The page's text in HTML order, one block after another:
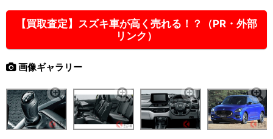
【買取査定】スズキ車が高く売れる！？（PR・外部
リンク）
画像ギャラリー